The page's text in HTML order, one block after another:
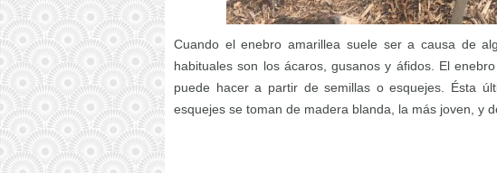
Cuando el enebro amarillea suele ser a causa de
habituales son los ácaros, gusanos y áfidos. El
puede hacer a partir de semillas o esquejes. Ésta
esquejes se toman de madera blanda, la más joven, y